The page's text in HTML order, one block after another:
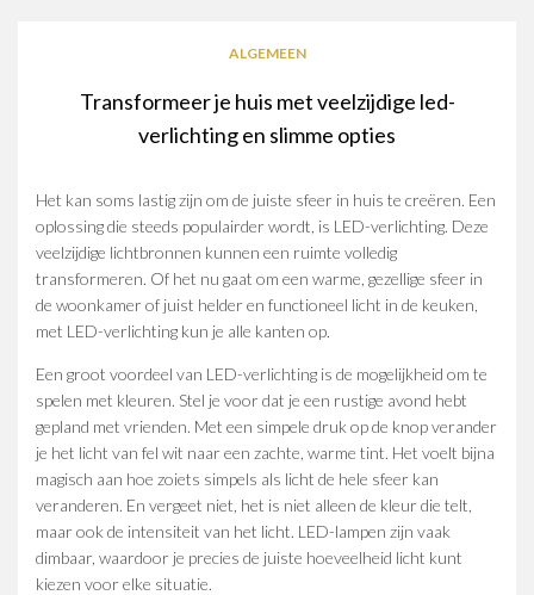
ALGEMEEN
Transformeer je huis met veelzijdige led-
verlichting en slimme opties
Het kan soms lastig zijn om de juiste sfeer in huis te creëren. Een
oplossing die steeds populairder wordt, is LED-verlichting. Deze
veelzijdige lichtbronnen kunnen een ruimte volledig
transformeren. Of het nu gaat om een warme, gezellige sfeer in
de woonkamer of juist helder en functioneel licht in de keuken,
met LED-verlichting kun je alle kanten op.
Een groot voordeel van LED-verlichting is de mogelijkheid om te
spelen met kleuren. Stel je voor dat je een rustige avond hebt
gepland met vrienden. Met een simpele druk op de knop verander
je het licht van fel wit naar een zachte, warme tint. Het voelt bijna
magisch aan hoe zoiets simpels als licht de hele sfeer kan
veranderen. En vergeet niet, het is niet alleen de kleur die telt,
maar ook de intensiteit van het licht. LED-lampen zijn vaak
dimbaar, waardoor je precies de juiste hoeveelheid licht kunt
kiezen voor elke situatie.